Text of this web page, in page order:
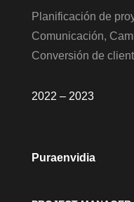
Planificación de
Comunicación,
Conversión de
2022 – 2023
Puraenvidia